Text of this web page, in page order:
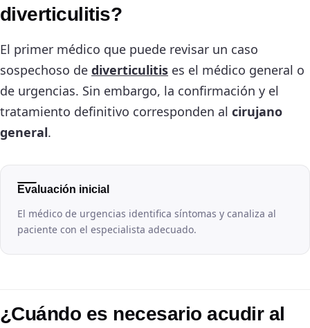
diverticulitis?
El primer médico que puede revisar un caso
sospechoso de diverticulitis es el médico general o
de urgencias. Sin embargo, la confirmación y el
tratamiento definitivo corresponden al cirujano
general.
Evaluación inicial
El médico de urgencias identifica síntomas y canaliza al
paciente con el especialista adecuado.
¿Cuándo es necesario acudir al